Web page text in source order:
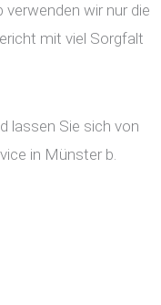
verwenden wir nur die
mit viel Sorgfalt
lassen Sie sich von
in Münster b.